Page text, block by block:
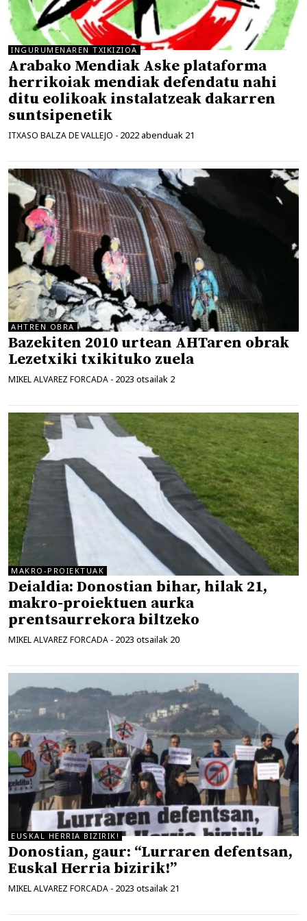
INGURUMENAREN TXIKIZIOA
Arabako Mendiak Aske plataforma
herrikoiak mendiak defendatu nahi
ditu eolikoak instalatzeak dakarren
suntsipenetik
ITXASO BALZA DE VALLEJO - 2022 abenduak 21
AHTREN OBRA
Bazekiten 2010 urtean AHTaren obrak
Lezetxiki txikituko zuela
MIKEL ALVAREZ FORCADA - 2023 otsailak 2
MAKRO-PROIEKTUAK
Deialdia: Donostian bihar, hilak 21,
makro-proiektuen aurka
prentsaurrekora biltzeko
MIKEL ALVAREZ FORCADA - 2023 otsailak 20
EUSKAL HERRIA BIZIRIK!
Donostian, gaur: “Lurraren defentsan,
Euskal Herria bizirik!”
MIKEL ALVAREZ FORCADA - 2023 otsailak 21